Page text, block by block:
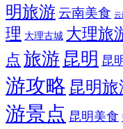
明旅游 云南美食 云
理 大理古城 大理旅
点 旅游 昆明 昆
游攻略 昆明
游景点 昆明美食